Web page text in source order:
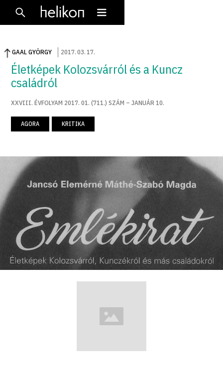
GAAL GYÖRGY 2017.03. 17.
Életképek Kolozsvárról és a Kuncz
családról
XXVIII. ÉVFOLYAM 2017. 01. (711.) SZÁM – JANUÁR 10.
AGORA KRITIKA